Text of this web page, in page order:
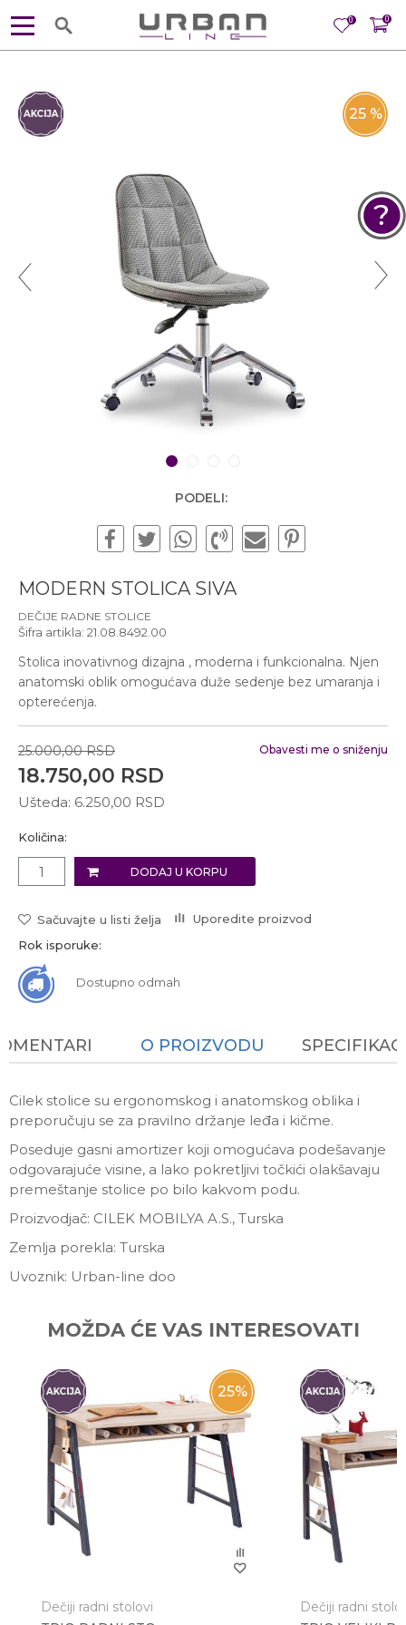
0
0
1
25 %
PODELI:
MODERN STOLICA SIVA
DEČIJE RADNE STOLICE
Šifra artikla: 21.08.8492.00
Stolica inovativnog dizajna , moderna i funkcionalna. Njen
anatomski oblik omogućava duže sedenje bez umaranja i
opterećenja.
25.000,00 RSD
18.750,00 RSD
Ušteda: 6.250,00 RSD
Obavesti me o sniženju
Količina:
DODAJ U KORPU
Sačuvajte u listi želja
Uporedite proizvod
Rok isporuke:
Dostupno odmah
POMOĆ PRI KUPOVINI
Za više informacija, pomoć i
Radno vreme
Ponedeljak - Petak od
10:00 do 19:00
Subotom od 10:00 do
O PROIZVODU
Cilek stolice su ergonomskog i anatomskog oblika i
preporučuju se za pravilno držanje leđa i kičme.
Poseduje gasni amortizer koji omogućava podešavanje
odgovarajuće visine, a lako pokretljivi točkići olakšavaju
premeštanje stolice po bilo kakvom podu.
Proizvodjač: CILEK MOBILYA A.S., Turska
Zemlja porekla: Turska
Uvoznik: Urban-line doo
Email
MOŽDA ĆE VAS INTERESOVATI
25%
Dečiji radni stolovi
Dečiji radni